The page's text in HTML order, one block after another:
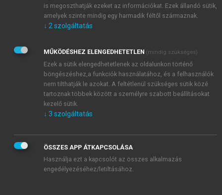
Kérek értesítést a MeRSZ újdonságairól, akcióiról.
Kérek értesítést az Akadémiai Kiadó Zrt. újdonságairól,
Adatkezelési tájékoztatóbanfoglaltakat tudomásul
veszem és elfogadom.
Általános vásárlási feltételeket, valamint a szotar.netés a
mersz.huoldalak licencszerződéseiben foglaltakat
tudomásul veszem és elfogadom.
KIPRÓBÁLOM
is megoszthatják ezeket az információkat. Ezek állandó sütik,
amelyek szinte mindig egy harmadik féltől származnak.
↓ 2 szolgáltatás
MŰKÖDÉSHEZ ELENGEDHETETLEN (mindig szükséges)
Ezek a sütik elengedhetetlenek az oldalunkon történő
böngészéshez,a funkciók használatához, és a felhasználók
nem tilthatják le azokat. A feltétlenül szükséges sütik közé
tartoznak többek között a személyre szabott beállításokat
kezelő sütik.
↓ 3 szolgáltatás
ÖSSZES APP ÁTKAPCSOLÁSA
Használja ezt a kapcsolót az összes alkalmazás
engedélyezéséhez/letiltásához.